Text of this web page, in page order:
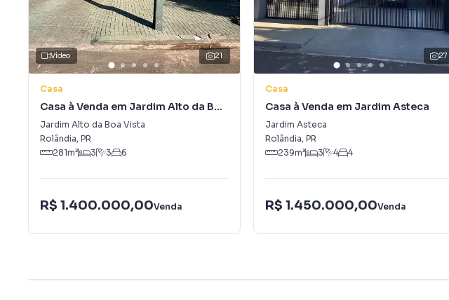
21
Vídeo
Casa
Casa à Venda em Jardim Alto da Boa
Vista
Jardim Alto da Boa Vista
Rolândia, PR
281m² 3 3 6
R$ 1.400.000,00Venda
27
Casa
Casa à Venda em Jardim Asteca
Jardim Asteca
Rolândia, PR
239m² 3 4 4
R$ 1.450.000,00Venda